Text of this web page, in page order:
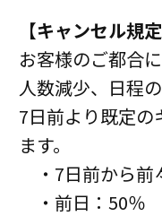
【キャンセル規
お客様のご都合
人数減少、 日程
7日前より既定の
ます。
・7日前から前
・前日：50％